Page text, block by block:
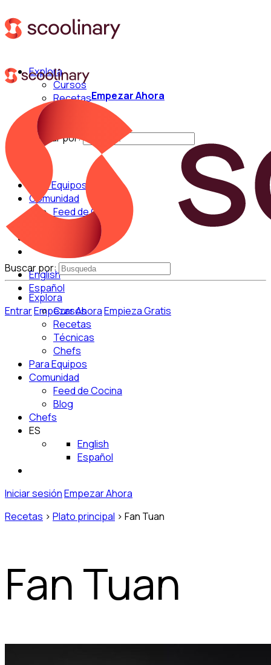
Explora
Cursos
Recetas
Buscar por:
Para Equipos
Comunidad
Feed de Cocina
English
Español
EntrarEmpezar AhoraEmpieza Gratis
Empezar Ahora
Buscar por:
Explora
Cursos
Recetas
Técnicas
Chefs
Para Equipos
Comunidad
Feed de Cocina
Blog
Chefs
ES
English
Español
Iniciar sesiónEmpezar Ahora
Recetas > Plato principal > Fan Tuan
Fan Tuan